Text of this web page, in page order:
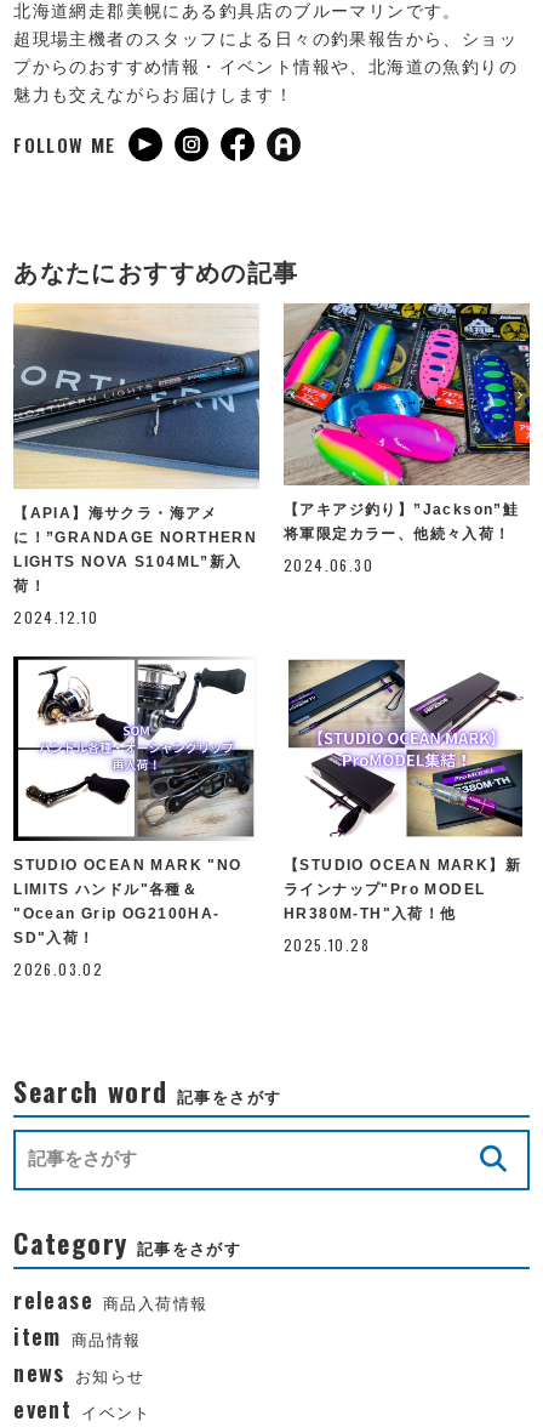
北海道網走郡美幌にある釣具店のブルーマリンです。
超現場主機者のスタッフによる日々の釣果報告から、ショッ
プからのおすすめ情報・イベント情報や、北海道の魚釣りの
魅力も交えながらお届けします！
FOLLOW ME
あなたにおすすめの記事
【APIA】海サクラ・海アメ
に！”GRANDAGE NORTHERN
LIGHTS NOVA S104ML”新入
荷！
2024.12.10
【アキアジ釣り】”Jackson”鮭
将軍限定カラー、他続々入荷！
2024.06.30
STUDIO OCEAN MARK "NO
LIMITS ハンドル"各種＆
"Ocean Grip OG2100HA-
SD"入荷！
2026.03.02
【STUDIO OCEAN MARK】新
ラインナップ"Pro MODEL
HR380M-TH"入荷！他
2025.10.28
Search word 記事をさがす
Category 記事をさがす
release 商品入荷情報
item 商品情報
news お知らせ
event イベント